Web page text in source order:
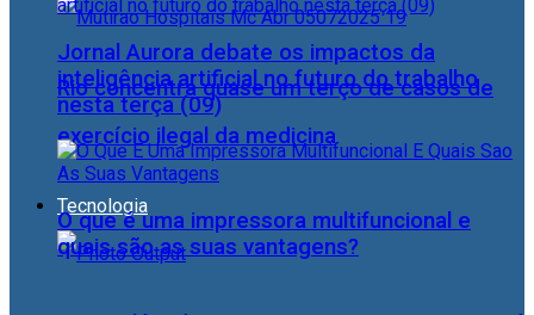
Rio concentra quase um terço de casos de
exercício ilegal da medicina
Tecnologia
Jornal Aurora debate os impactos da
inteligência artificial no futuro do trabalho
nesta terça (09)
O que é uma impressora multifuncional e
quais são as suas vantagens?